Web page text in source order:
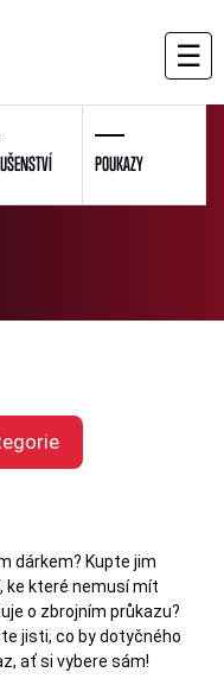
☰
POUKAZY
dárkem? Kupte jim
ke které nemusí mít
o zbrojním průkazu?
jisti, co by dotyčného
ať si vybere sám!